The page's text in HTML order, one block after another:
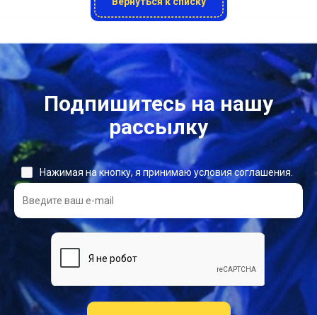
Подпишитесь на нашу
рассылку
Нажимая на кнопку, я принимаю условия соглашения.